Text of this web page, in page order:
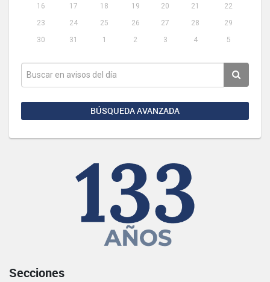
16
17 18 19 20 21
22
23
24 25 26 27 28
29
30
31 1 2 3 4 5
BÚSQUEDA AVANZADA
Secciones